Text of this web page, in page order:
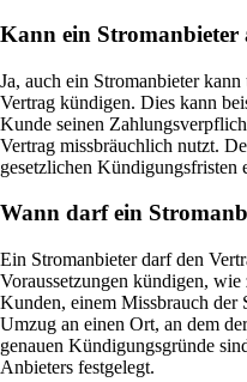
Kann ein Stromanbieter
Ja, auch ein Stromanbieter
Vertrag kündigen. Dies kann
Kunde seinen
Vertrag missbräuchlich nutzt.
gesetzlichen Kündigungsfristen
Wann darf ein
Ein Stromanbieter darf den
Voraussetzungen kündigen,
Kunden, einem Missbrauch der
Umzug an einen Ort, an dem
genauen Kündigungsgründe
Anbieters festgelegt.